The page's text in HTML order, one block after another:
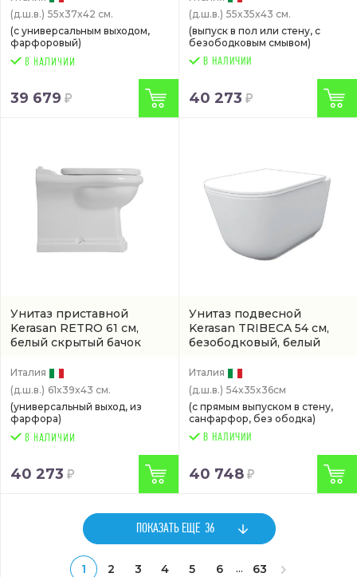
(д.ш.в.) 55x37x42 см.
(с универсальным выходом,
фарфоровый)
39 679
(д.ш.в.) 55x35x43 см.
(выпуск в пол или стену, с
безободковым смывом)
В НАЛИЧИИ
40 273
Унитаз приставной
Kerasan RETRO 61 см,
белый скрытый бачок
Италия
(д.ш.в.) 61x39x43 см.
(универсальный выход, из
фарфора)
40 273
Унитаз подвесной
Kerasan TRIBECA 54 см,
безободковый, белый
Италия
(д.ш.в.) 54x35x36см
(с прямым выпуском в стену,
санфарфор, без ободка)
В НАЛИЧИИ
40 748
ПОКАЗАТЬ ЕЩЕ 36
1 2 3 4 5 6 ... 63